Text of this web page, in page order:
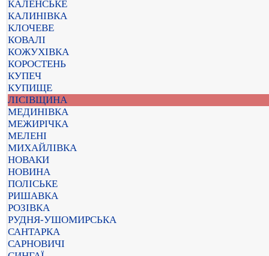
КАЛЕНСЬКЕ
КАЛИНІВКА
КЛОЧЕВЕ
КОВАЛІ
КОЖУХІВКА
КОРОСТЕНЬ
КУПЕЧ
КУПИЩЕ
ЛІСІВЩИНА
МЕДИНІВКА
МЕЖИРІЧКА
МЕЛЕНІ
МИХАЙЛІВКА
НОВАКИ
НОВИНА
ПОЛІСЬКЕ
РИШАВКА
РОЗІВКА
РУДНЯ-УШОМИРСЬКА
САНТАРКА
САРНОВИЧІ